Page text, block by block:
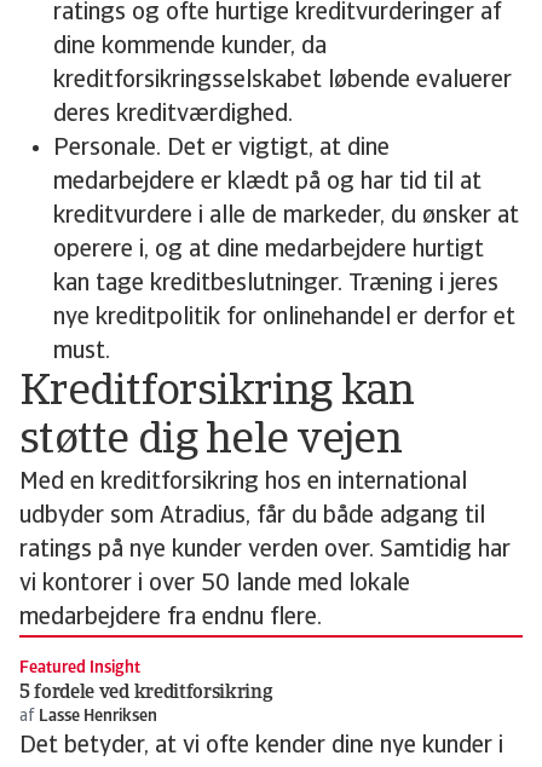
ratings og ofte hurtige kreditvurderinger af
dine kommende kunder, da
kreditforsikringsselskabet løbende evaluerer
deres kreditværdighed.
Personale. Det er vigtigt, at dine
medarbejdere er klædt på og har tid til at
kreditvurdere i alle de markeder, du ønsker at
operere i, og at dine medarbejdere hurtigt
kan tage kreditbeslutninger. Træning i jeres
nye kreditpolitik for onlinehandel er derfor et
must.
Kreditforsikring kan
støtte dig hele vejen
Med en kreditforsikring hos en international
udbyder som Atradius, får du både adgang til
ratings på nye kunder verden over. Samtidig har
vi kontorer i over 50 lande med lokale
medarbejdere fra endnu flere.
Featured Insight
5 fordele ved kreditforsikring
af Lasse Henriksen
Det betyder, at vi ofte kender dine nye kunder i